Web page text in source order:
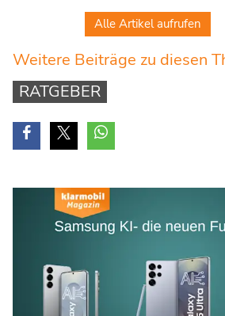
Alle Artikel aufrufen
Weitere Beiträge zu diesen
RATGEBER